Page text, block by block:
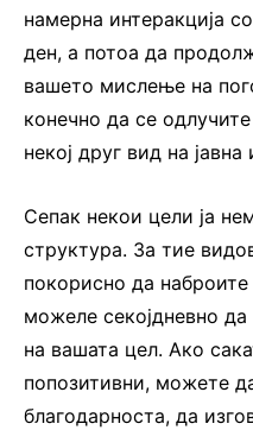
намерна интеракција
ден, а потоа да
вашето мислење на
конечно да се
некој друг вид на јавна
Сепак некои цели ја
структура. За тие
покорисно да
можеле секојдневно
на вашата цел. Ако
попозитивни, можете
благодарноста, да